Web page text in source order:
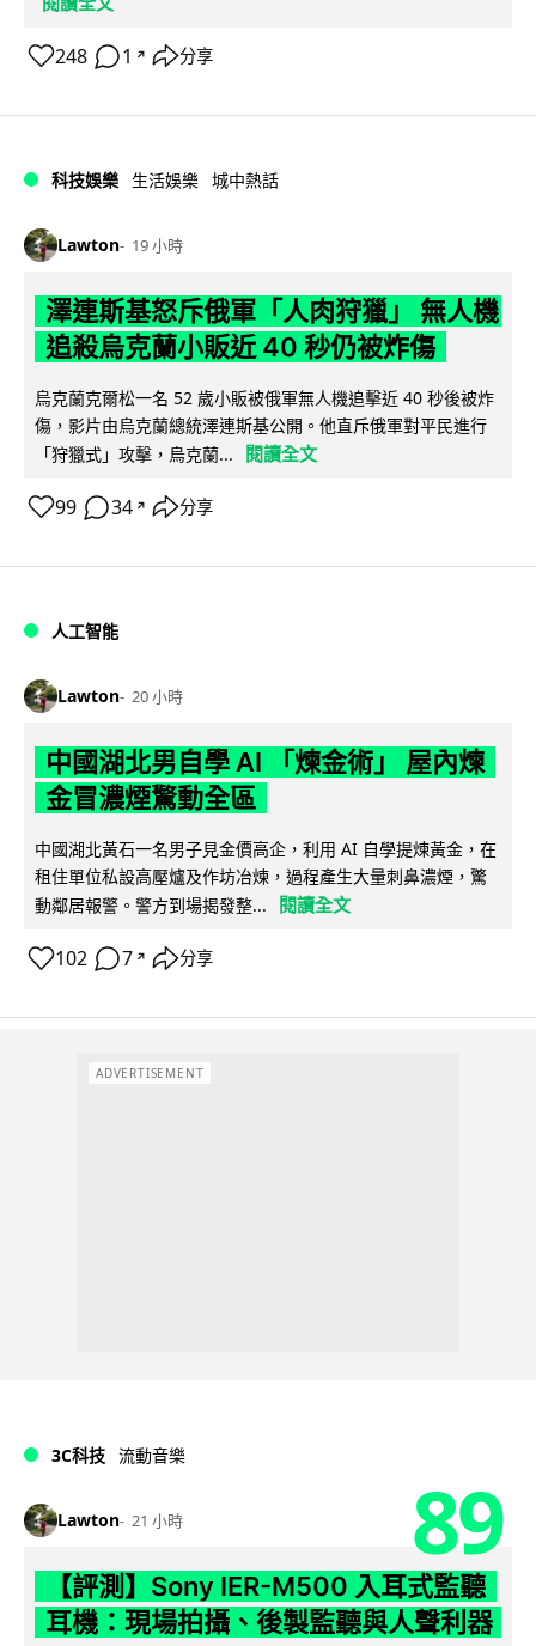
248 1 ↗ 分享
科技娛樂 生活娛樂 城中熱話
Lawton 19 小時
澤連斯基怒斥俄軍「人肉狩獵」 無人機
追殺烏克蘭小販近 40 秒仍被炸傷
烏克蘭克爾松一名 52 歲小販被俄軍無人機追擊近 40 秒後被炸
傷，影片由烏克蘭總統澤連斯基公開。他直斥俄軍對平民進行
「狩獵式」攻擊，烏克蘭...
閱讀全文
99 34 ↗ 分享
人工智能
Lawton 20 小時
中國湖北男自學 AI 「煉金術」 屋內煉
金冒濃煙驚動全區
中國湖北黃石一名男子見金價高企，利用 AI 自學提煉黃金，在
租住單位私設高壓爐及作坊冶煉，過程產生大量刺鼻濃煙，驚
動鄰居報警。警方到場揭發整...
閱讀全文
102 7 ↗ 分享
ADVERTISEMENT
3C科技 流動音樂
Lawton 21 小時 89
【評測】Sony IER-M500 入耳式監聽
耳機：現場拍攝、後製監聽與人聲利器